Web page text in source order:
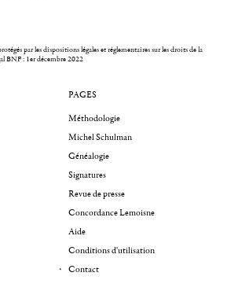
par les dispositions légales et réglementaires sur les droits de la
BNF : 1er décembre 2022
PAGES
Méthodologie
Michel Schulman
Généalogie
Signatures
Revue de presse
Concordance Lemoisne
Aide
Conditions d'utilisation
Contact